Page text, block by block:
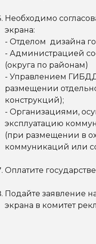
Необходимо
экрана:
- Отделом дизайна
- Администрацией
(округа по районам)
- Управлением
размещении
конструкций);
- Организациями,
эксплуатацию
(при размещении в
коммуникаций или
Оплатите
Подайте заявление
экрана в комитет